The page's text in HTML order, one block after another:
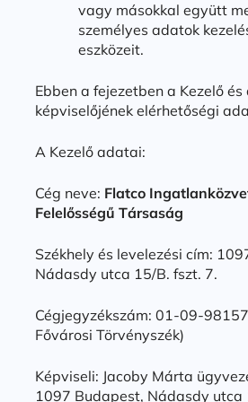
vagy másokkal együtt
személyes adatok
eszközeit.
Ebben a fejezetben a Kezelő és
képviselőjének elérhetőségi
A Kezelő adatai:
Cég neve: Flatco
Felelősségű Társaság
Székhely és levelezési cím:
Nádasdy utca 15/B. fszt. 7.
Cégjegyzékszám: 01-09-
Fővárosi Törvényszék)
Képviseli: Jacoby Márta
1097 Budapest, Nádasdy utca